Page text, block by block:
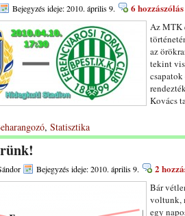
Bejegyzés ideje: 2010. április 9. 6 hozzászólás
Az MTK
az
tekint
Kovács
, Statisztika
Bejegyzés ideje: 2010. április 9. 2
Bár
voltunk,
egy